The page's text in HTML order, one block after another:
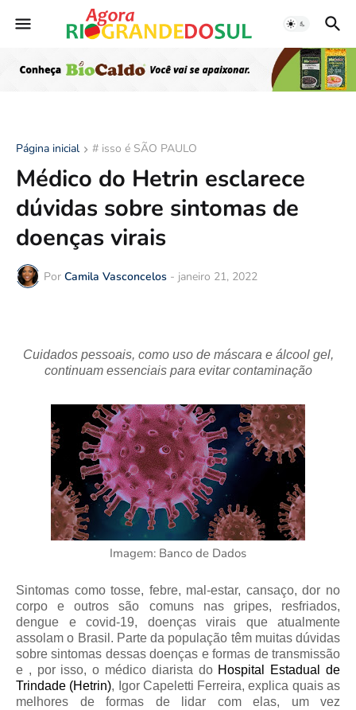
Página inicial # isso é SÃO PAULO
Médico do Hetrin esclarece
dúvidas sobre sintomas de
doenças virais
Por Camila Vasconcelos - janeiro 21, 2022
Cuidados pessoais, como uso de máscara e álcool gel,
continuam essenciais para evitar contaminação
Imagem: Banco de Dados
Sintomas como tosse, febre, mal-estar, cansaço, dor no
corpo e outros são comuns nas gripes, resfriados,
dengue e covid-19, doenças virais que atualmente
assolam o Brasil. Parte da população têm muitas dúvidas
sobre sintomas dessas doenças e formas de transmissão
e , por isso, o médico diarista do Hospital Estadual de
Trindade (Hetrin), Igor Capeletti Ferreira, explica quais as
melhores de formas de lidar com elas, um vez